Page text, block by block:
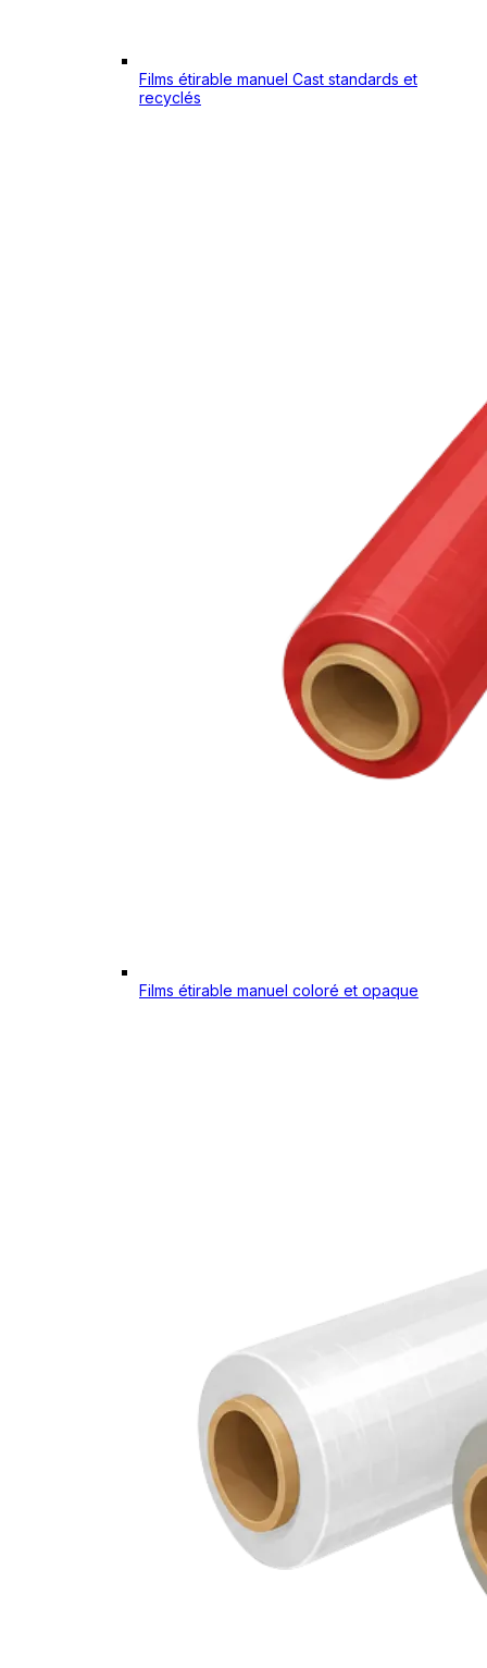
Films étirable manuel Cast standards et
recyclés
Films étirable manuel coloré et opaque